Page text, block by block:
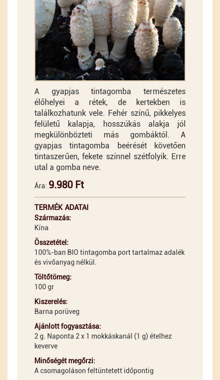
A gyapjas tintagomba természetes
élőhelyei a rétek, de kertekben is
találkozhatunk vele. Fehér színű, pikkelyes
felületű kalapja, hosszúkás alakja jól
megkülönbözteti más gombáktól. A
gyapjas tintagomba beérését követően
tintaszerűen, fekete színnel szétfolyik. Erre
utal a gomba neve.
Ára: 9.980 Ft
TERMÉK ADATAI
Származás:
Kína
Összetétel:
100%-ban BIO tintagomba port tartalmaz adalék
és vivőanyag nélkül.
Töltőtömeg:
100 gr
Kiszerelés:
Barna porüveg
Ajánlott fogyasztása:
2 g. Naponta 2 x 1 mokkáskanál (1 g) ételhez
keverve
Minőségét megőrzi:
A csomagoláson feltüntetett időpontig